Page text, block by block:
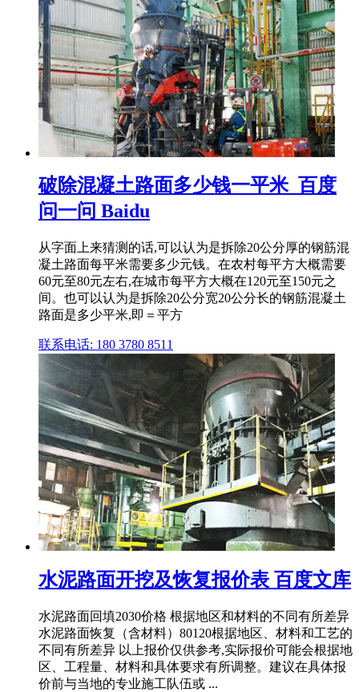
破除混凝土路面多少钱一平米_百度
问一问 Baidu
从字面上来猜测的话,可以认为是拆除20公分厚的钢筋混
凝土路面每平米需要多少元钱。在农村每平方大概需要
60元至80元左右,在城市每平方大概在120元至150元之
间。也可以认为是拆除20公分宽20公分长的钢筋混凝土
路面是多少平米,即＝平方
联系电话: 180 3780 8511
水泥路面开挖及恢复报价表 百度文库
水泥路面回填2030价格 根据地区和材料的不同有所差异
水泥路面恢复（含材料）80120根据地区、材料和工艺的
不同有所差异 以上报价仅供参考,实际报价可能会根据地
区、工程量、材料和具体要求有所调整。建议在具体报
价前与当地的专业施工队伍或 ...